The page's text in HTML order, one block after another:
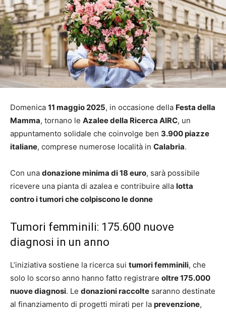
Domenica 11 maggio 2025, in occasione della Festa della
Mamma, tornano le Azalee della Ricerca AIRC, un
appuntamento solidale che coinvolge ben 3.900 piazze
italiane, comprese numerose località in Calabria.
Con una donazione minima di 18 euro, sarà possibile
ricevere una pianta di azalea e contribuire alla lotta
contro i tumori che colpiscono le donne
Tumori femminili: 175.600 nuove
diagnosi in un anno
L’iniziativa sostiene la ricerca sui tumori femminili, che
solo lo scorso anno hanno fatto registrare oltre 175.000
nuove diagnosi. Le donazioni raccolte saranno destinate
al finanziamento di progetti mirati per la prevenzione,